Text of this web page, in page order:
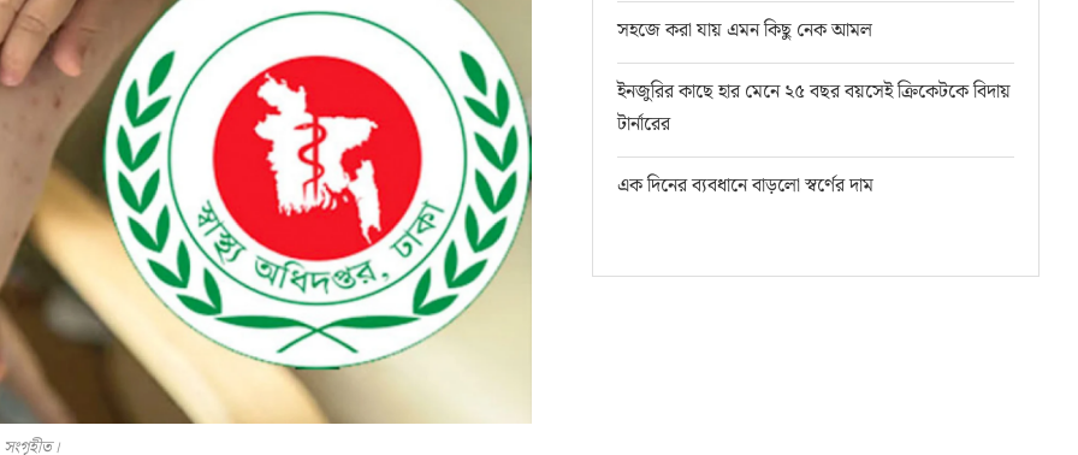
সহজে করা যায় এমন কিছু নেক আমল
ইনজুরির কাছে হার মেনে ২৫ বছর বয়সেই ক্রিকেটকে বিদায়
টার্নারের
এক দিনের ব্যবধানে বাড়লো স্বর্ণের দাম